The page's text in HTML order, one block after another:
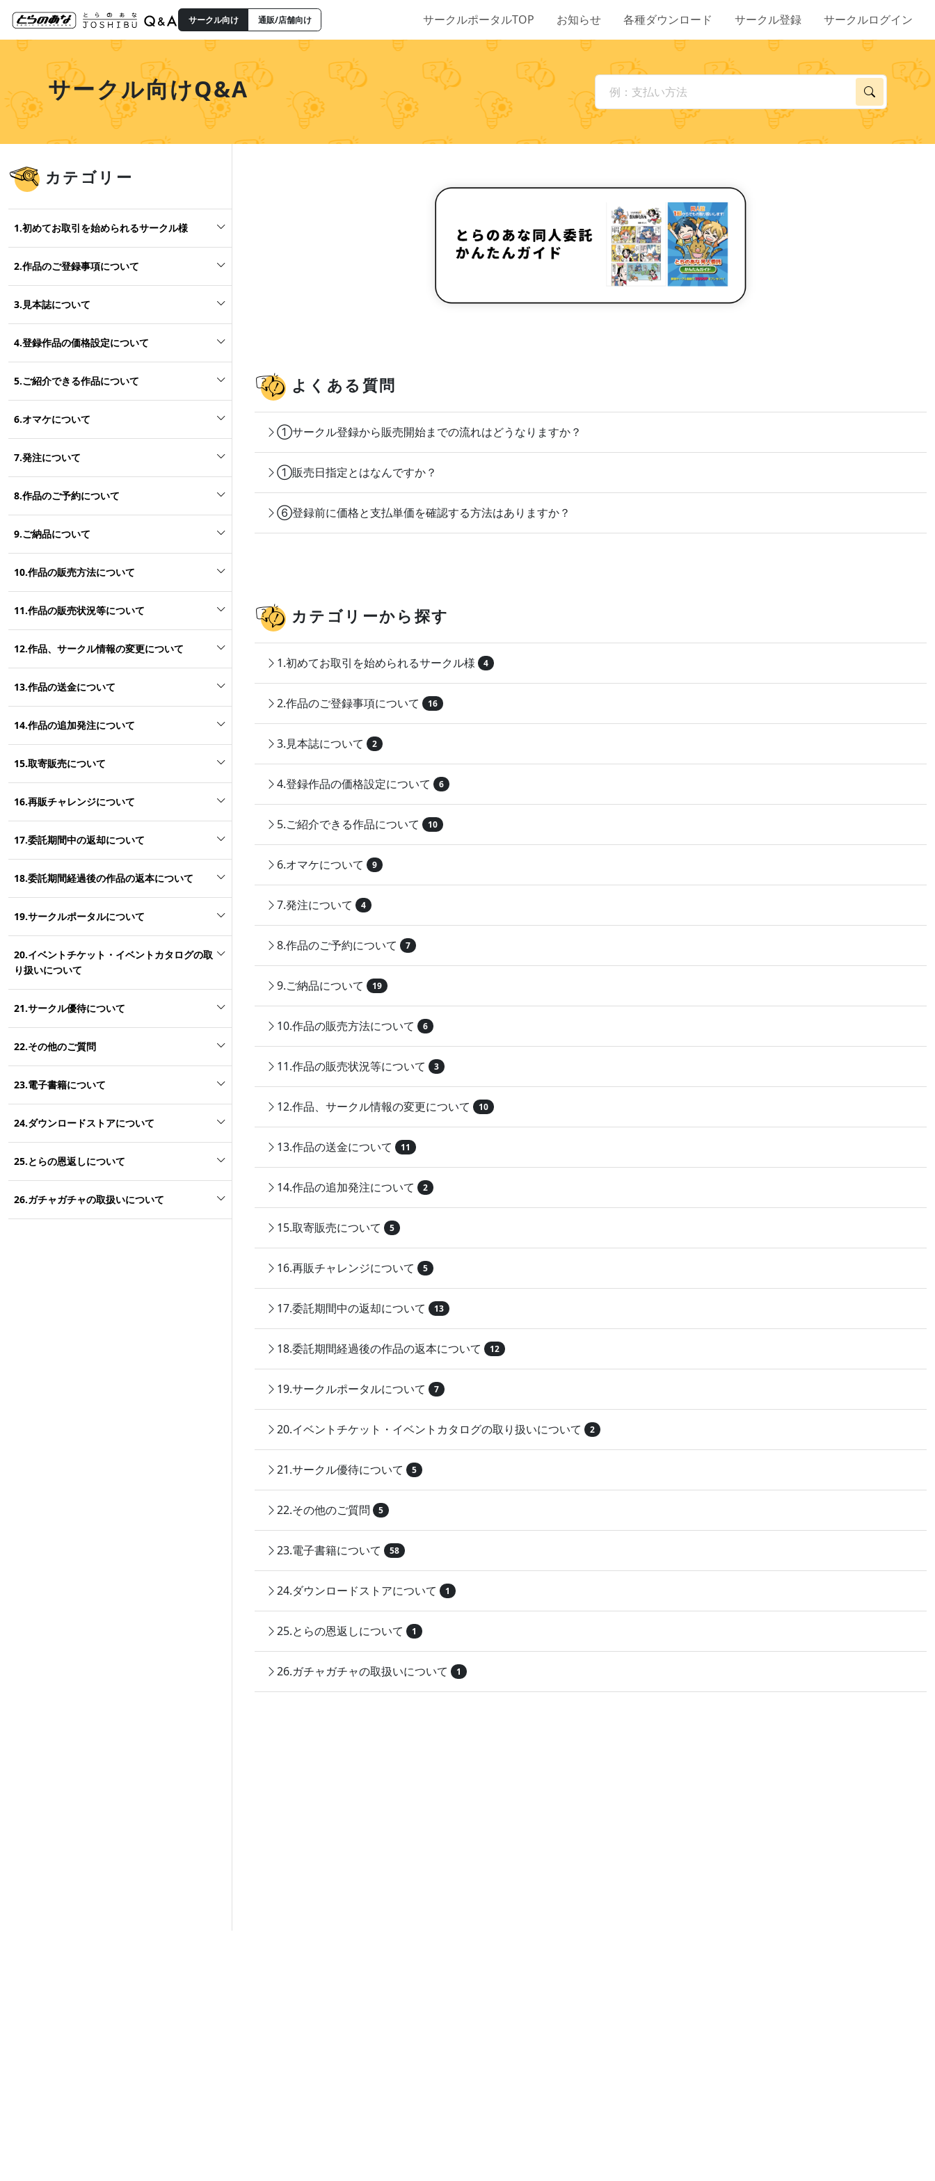
サークル向け 通販/店舗向け サークルポータルTOP お知らせ 各種ダウンロード サークル登録 サークルログイン
サークル向けQ&A
カテゴリー
1.初めてお取引を始められるサークル様
2.作品のご登録事項について
3.見本誌について
4.登録作品の価格設定について
5.ご紹介できる作品について
6.オマケについて
7.発注について
8.作品のご予約について
9.ご納品について
10.作品の販売方法について
11.作品の販売状況等について
12.作品、サークル情報の変更について
13.作品の送金について
14.作品の追加発注について
15.取寄販売について
16.再販チャレンジについて
17.委託期間中の返却について
18.委託期間経過後の作品の返本について
19.サークルポータルについて
20.イベントチケット・イベントカタログの取
り扱いについて
21.サークル優待について
22.その他のご質問
23.電子書籍について
24.ダウンロードストアについて
25.とらの恩返しについて
26.ガチャガチャの取扱いについて
よくある質問
①サークル登録から販売開始までの流れはどうなりますか？
①販売日指定とはなんですか？
⑥登録前に価格と支払単価を確認する方法はありますか？
カテゴリーから探す
1.初めてお取引を始められるサークル様 4
2.作品のご登録事項について 16
3.見本誌について 2
4.登録作品の価格設定について 6
5.ご紹介できる作品について 10
6.オマケについて 9
7.発注について 4
8.作品のご予約について 7
9.ご納品について 19
10.作品の販売方法について 6
11.作品の販売状況等について 3
12.作品、サークル情報の変更について 10
13.作品の送金について 11
14.作品の追加発注について 2
15.取寄販売について 5
16.再販チャレンジについて 5
17.委託期間中の返却について 13
18.委託期間経過後の作品の返本について 12
19.サークルポータルについて 7
20.イベントチケット・イベントカタログの取り扱いについて 2
21.サークル優待について 5
22.その他のご質問 5
23.電子書籍について 58
24.ダウンロードストアについて 1
25.とらの恩返しについて 1
26.ガチャガチャの取扱いについて 1